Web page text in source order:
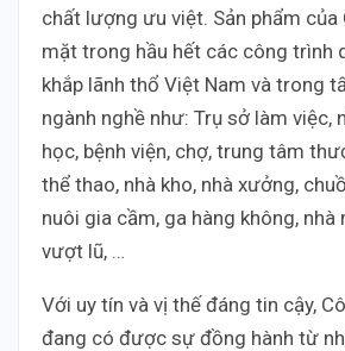
chất lượng ưu việt. Sản phẩm của
mặt trong hầu hết các công trình
khắp lãnh thổ Việt Nam và trong
ngành nghề như: Trụ sở làm việc,
học, bệnh viện, chợ, trung tâm
thể thao, nhà kho, nhà xưởng,
nuôi gia cầm, ga hàng không, nhà
vượt lũ, …
Với uy tín và vị thế đáng tin cậy,
đang có được sự đồng hành từ